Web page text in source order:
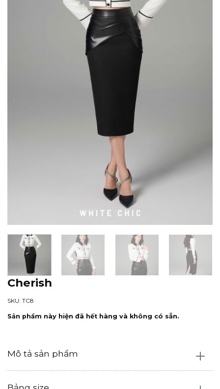
Cherish
SKU: TC8
Sản phẩm này hiện đã hết hàng và không có sẵn.
Mô tả sản phẩm